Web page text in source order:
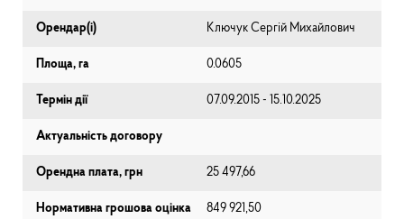
Орендар(і) Ключук Сергій Михайлович
Площа, га 0.0605
Термін дії 07.09.2015 - 15.10.2025
Актуальність договору
Орендна плата, грн 25 497,66
Нормативна грошова оцінка
849 921,50